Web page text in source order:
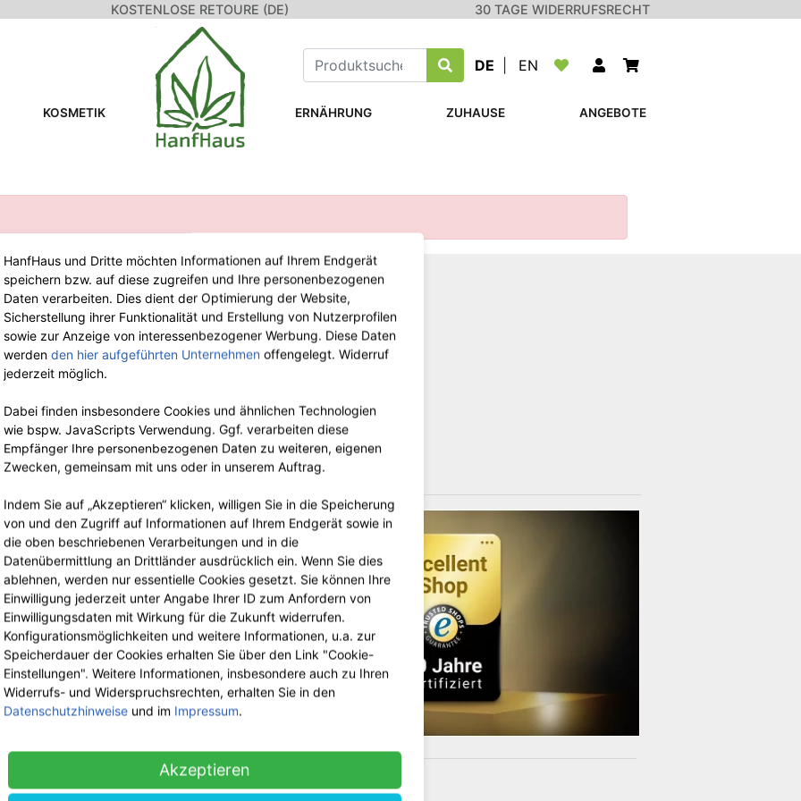
KOSTENLOSE RETOURE (DE) 30 TAGE WIDERRUFSRECHT
DE EN
KOSMETIK ERNÄHRUNG ZUHAUSE ANGEBOTE
WIR SIND FÜR DICH DA!
Tel.: 0211 699 90 56-10von 9-13 Uhr
Fax: 0211 699 90 56-18
Lagerverkauf
Nach telefonischer Terminvereinbarung
HanfHaus und Dritte möchten Informationen auf Ihrem Endgerät
speichern bzw. auf diese zugreifen und Ihre personenbezogenen
Daten verarbeiten. Dies dient der Optimierung der Website,
Sicherstellung ihrer Funktionalität und Erstellung von Nutzerprofilen
sowie zur Anzeige von interessenbezogener Werbung. Diese Daten
werden den hier aufgeführten Unternehmen offengelegt. Widerruf
jederzeit möglich.
Dabei finden insbesondere Cookies und ähnlichen Technologien
wie bspw. JavaScripts Verwendung. Ggf. verarbeiten diese
Empfänger Ihre personenbezogenen Daten zu weiteren, eigenen
Zwecken, gemeinsam mit uns oder in unserem Auftrag.
Indem Sie auf „Akzeptieren“ klicken, willigen Sie in die Speicherung
von und den Zugriff auf Informationen auf Ihrem Endgerät sowie in
die oben beschriebenen Verarbeitungen und in die
Datenübermittlung an Drittländer ausdrücklich ein. Wenn Sie dies
ablehnen, werden nur essentielle Cookies gesetzt. Sie können Ihre
Einwilligung jederzeit unter Angabe Ihrer ID zum Anfordern von
Einwilligungsdaten mit Wirkung für die Zukunft widerrufen.
Konfigurationsmöglichkeiten und weitere Informationen, u.a. zur
Speicherdauer der Cookies erhalten Sie über den Link "Cookie-
Einstellungen". Weitere Informationen, insbesondere auch zu Ihren
Widerrufs- und Widerspruchsrechten, erhalten Sie in den
Datenschutzhinweise und im Impressum.
Akzeptieren